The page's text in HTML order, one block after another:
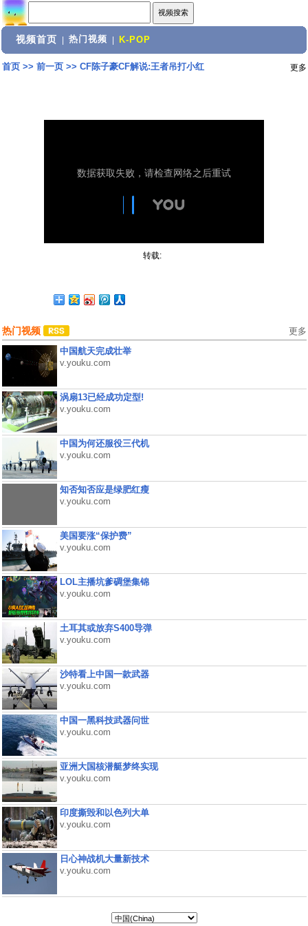
视频首页 热门视频 K-POP
首页>> 前一页>> CF陈子豪CF解说:王者吊打小红 更多
转载:
热门视频 更多
中国航天完成壮举
v.youku.com
涡扇13已经成功定型!
v.youku.com
中国为何还服役三代机
v.youku.com
知否知否应是绿肥红瘦
v.youku.com
美国要涨“保护费”
v.youku.com
LOL主播坑爹碉堡集锦
v.youku.com
土耳其或放弃S400导弹
v.youku.com
沙特看上中国一款武器
v.youku.com
中国一黑科技武器问世
v.youku.com
亚洲大国核潜艇梦终实现
v.youku.com
印度撕毁和以色列大单
v.youku.com
日心神战机大量新技术
v.youku.com